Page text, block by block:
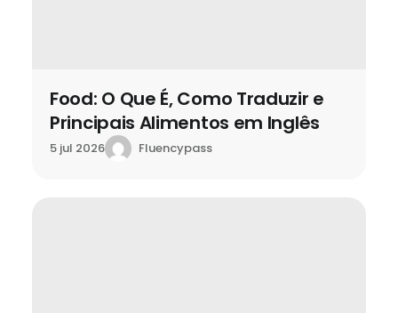
Food: O Que É, Como Traduzir e
Principais Alimentos em Inglês
5 jul 2026 Fluencypass